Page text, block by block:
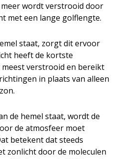
wordt verstrooid door
met een lange golflengte.
staat, zorgt dit ervoor
heeft de kortste
verstrooid en bereikt
in plaats van alleen
de hemel staat, wordt de
de atmosfeer moet
betekent dat steeds
zonlicht door de moleculen